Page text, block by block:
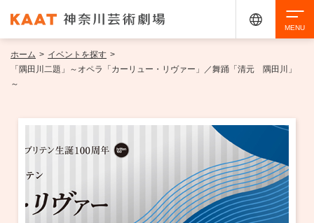
イベントを探す
検索
ホーム > イベントを探す >
「隅田川二題」～オペラ「カーリュー・リヴァー」／舞踊「清元 隅田川」
～